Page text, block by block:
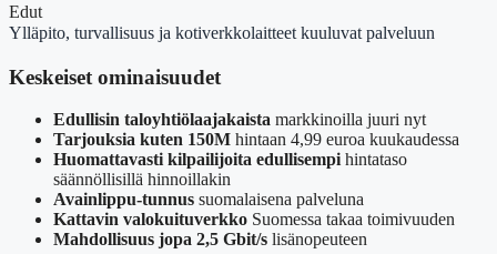
Edut
Ylläpito, turvallisuus ja kotiverkkolaitteet kuuluvat palveluun
Keskeiset ominaisuudet
Edullisin taloyhtiölaajakaista markkinoilla juuri nyt
Tarjouksia kuten 150M hintaan 4,99 euroa kuukaudessa
Huomattavasti kilpailijoita edullisempi hintataso
säännöllisillä hinnoillakin
Avainlippu-tunnus suomalaisena palveluna
Kattavin valokuituverkko Suomessa takaa toimivuuden
Mahdollisuus jopa 2,5 Gbit/s lisänopeuteen